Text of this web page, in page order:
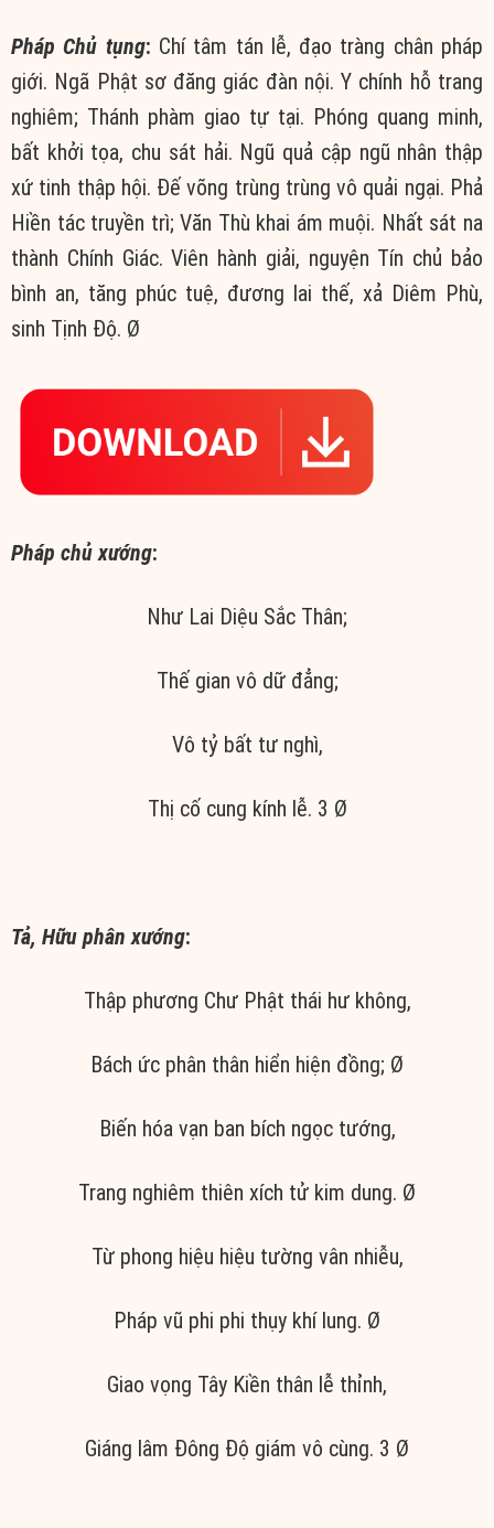
Pháp Chủ tụng: Chí tâm tán lễ, đạo tràng chân pháp
giới. Ngã Phật sơ đăng giác đàn nội. Y chính hỗ trang
nghiêm; Thánh phàm giao tự tại. Phóng quang minh,
bất khởi tọa, chu sát hải. Ngũ quả cập ngũ nhân thập
xứ tinh thập hội. Đế võng trùng trùng vô quải ngại. Phả
Hiền tác truyền trì; Văn Thù khai ám muội. Nhất sát na
thành Chính Giác. Viên hành giải, nguyện Tín chủ bảo
bình an, tăng phúc tuệ, đương lai thế, xả Diêm Phù,
sinh Tịnh Độ. Ø
Pháp chủ xướng:
Như Lai Diệu Sắc Thân;
Thế gian vô dữ đẳng;
Vô tỷ bất tư nghì,
Thị cố cung kính lễ. 3 Ø
Tả, Hữu phân xướng:
Thập phương Chư Phật thái hư không,
Bách ức phân thân hiển hiện đồng; Ø
Biến hóa vạn ban bích ngọc tướng,
Trang nghiêm thiên xích tử kim dung. Ø
Từ phong hiệu hiệu tường vân nhiễu,
Pháp vũ phi phi thụy khí lung. Ø
Giao vọng Tây Kiền thân lễ thỉnh,
Giáng lâm Đông Độ giám vô cùng. 3 Ø